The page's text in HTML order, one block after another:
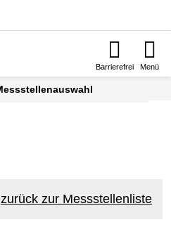
Barrierefrei Menü
Messstellenauswahl
zurück zur Messstellenliste